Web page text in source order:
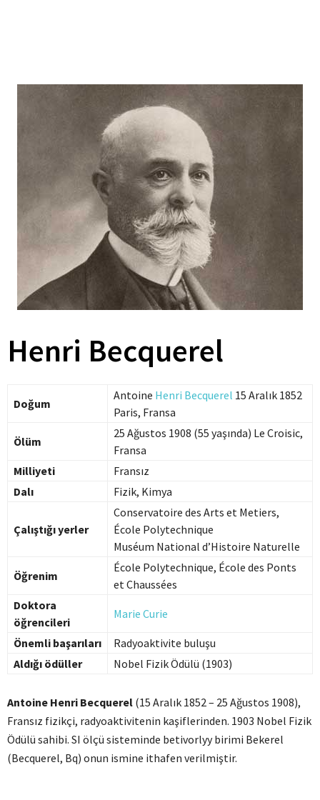
Henri Becquerel
Doğum
Antoine Henri Becquerel 15 Aralık 1852
Paris, Fransa
Ölüm
25 Ağustos 1908 (55 yaşında) Le Croisic,
Fransa
Milliyeti
Fransız
Dalı
Fizik, Kimya
Çalıştığı yerler
Conservatoire des Arts et Metiers,
École Polytechnique
Muséum National d’Histoire Naturelle
Öğrenim
École Polytechnique, École des Ponts
et Chaussées
Doktora
öğrencileri
Marie Curie
Önemli başarıları
Radyoaktivite buluşu
Aldığı ödüller
Nobel Fizik Ödülü (1903)
Antoine Henri Becquerel (15 Aralık 1852 – 25 Ağustos 1908),
Fransız fizikçi, radyoaktivitenin kaşiflerinden. 1903 Nobel Fizik
Ödülü sahibi. SI ölçü sisteminde betivorlyy birimi Bekerel
(Becquerel, Bq) onun ismine ithafen verilmiştir.